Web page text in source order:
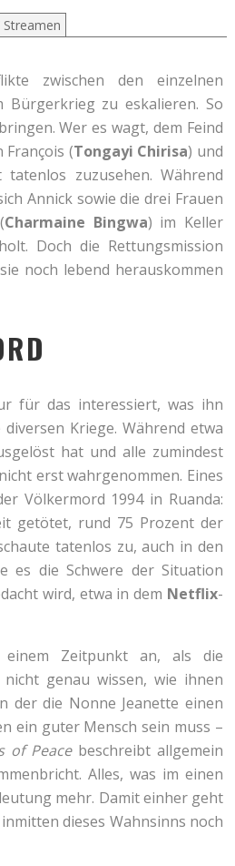
zwischen den einzelnen
zu eskalieren. So
Wer es wagt, dem Feind
(Tongayi Chirisa) und
zuzusehen. Während
Annick sowie die drei Frauen
Charmaine Bingwa) im Keller
Doch die Rettungsmission
noch lebend herauskommen
für das interessiert, was ihn
Kriege. Während etwa
hat und alle zumindest
erst wahrgenommen. Eines
Völkermord 1994 in Ruanda:
getötet, rund 75 Prozent der
tatenlos zu, auch in den
es die Schwere der Situation
wird, etwa in dem Netflix-
Zeitpunkt an, als die
genau wissen, wie ihnen
der die Nonne Jeanette einen
ein guter Mensch sein muss –
of Peacebeschreibt allgemein
Alles, was im einen
mehr. Damit einher geht
dieses Wahnsinns noch